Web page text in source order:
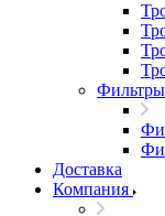
Фильтры
Доставка
Компания